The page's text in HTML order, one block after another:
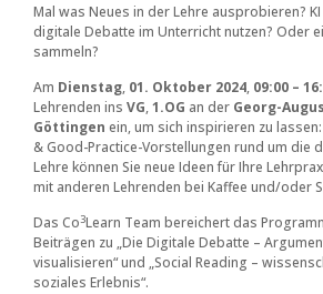
Mal was Neues in der Lehre ausprobieren?
digitale Debatte im Unterricht nutzen? Oder
sammeln?
Am Dienstag, 01. Oktober 2024, 09:00 –
Lehrenden ins VG,1.OG an der Georg-
Göttingen ein, um sich inspirieren zu
& Good-Practice-Vorstellungen rund um die
Lehre können Sie neue Ideen für Ihre
mit anderen Lehrenden bei Kaffee und/oder
Das Co3Learn Team bereichert das
Beiträgen zu „Die Digitale Debatte –
visualisieren“ und „Social Reading –
soziales Erlebnis“.